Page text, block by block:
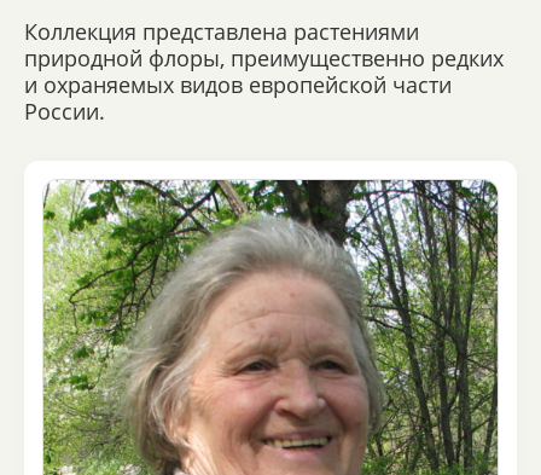
Коллекция представлена растениями
природной флоры, преимущественно редких
и охраняемых видов европейской части
России.